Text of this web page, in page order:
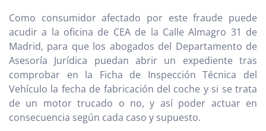
Como consumidor afectado por este fraude puede
acudir a la oficina de CEA de la Calle Almagro 31 de
Madrid, para que los abogados del Departamento de
Asesoría Jurídica puedan abrir un expediente tras
comprobar en la Ficha de Inspección Técnica del
Vehículo la fecha de fabricación del coche y si se trata
de un motor trucado o no, y así poder actuar en
consecuencia según cada caso y supuesto.